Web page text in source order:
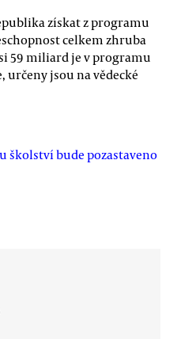
získat z programu
celkem zhruba
59 miliard je v programu
určeny jsou na vědecké
školství bude pozastaveno